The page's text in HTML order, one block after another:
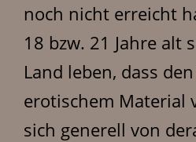
noch nicht erreicht
18 bzw. 21 Jahre alt
Land leben, dass
erotischem Material
sich generell von